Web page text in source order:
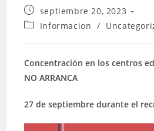
Publicación
de
la
septiembre 20, 2023
Categoría
entrada:
Informacion /
Concentración en los centros
NO ARRANCA
27 de septiembre durante el